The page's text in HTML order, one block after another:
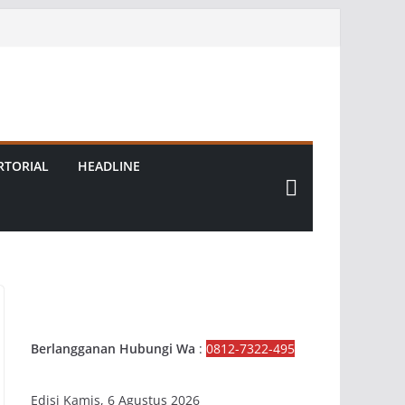
HEADLINE
Berlangganan Hubungi Wa : 0812-7322-495
Edisi Kamis, 6 Agustus 2026